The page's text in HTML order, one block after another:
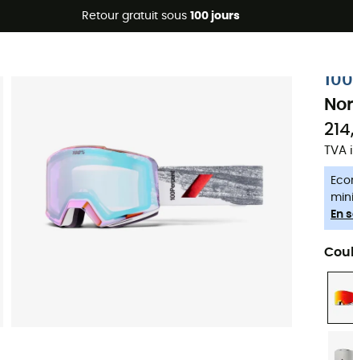
Retour gratuit sous 100 jours
Promos d'été 🔥 -5 % EXTRA dès 2 produits* code Summer5
En